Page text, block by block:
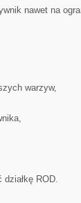
nawet na
warzyw,
ROD.